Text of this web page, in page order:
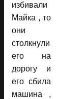
избивали
Майка , то
они
столкнули
его на
дорогу и
его сбила
машина ,